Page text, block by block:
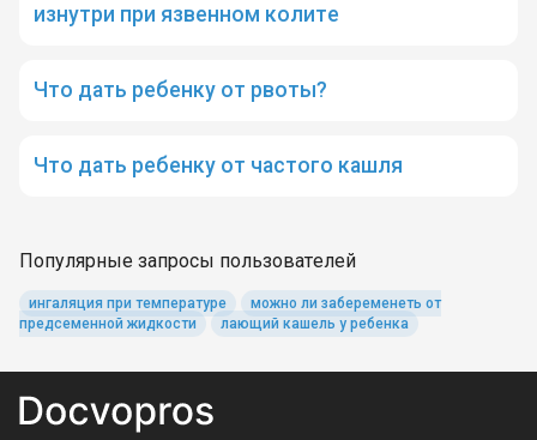
изнутри при язвенном колите
Что дать ребенку от рвоты?
Что дать ребенку от частого кашля
Популярные запросы пользователей
ингаляция при температуре
можно ли забеременеть от
предсеменной жидкости
лающий кашель у ребенка